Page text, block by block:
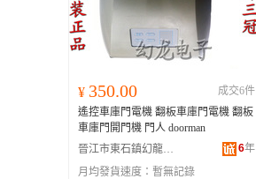
¥ 350.00
成交6件
遙控車庫門電機 翻板車庫門電機 翻板
車庫門開門機 門人 doorman
晉江市東石鎮幻龍電子配件店
6年
月均發貨速度： 暫無記錄